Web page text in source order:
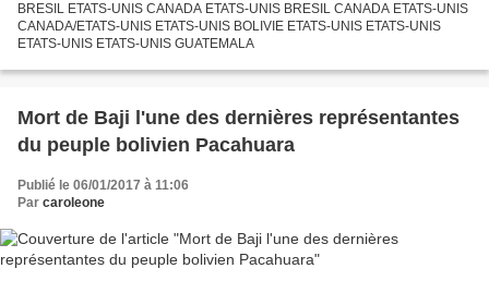
BRESIL ETATS-UNIS CANADA ETATS-UNIS BRESIL CANADA ETATS-UNIS
CANADA/ETATS-UNIS ETATS-UNIS BOLIVIE ETATS-UNIS ETATS-UNIS
ETATS-UNIS ETATS-UNIS GUATEMALA
Mort de Baji l'une des dernières représentantes
du peuple bolivien Pacahuara
Publié le 06/01/2017 à 11:06
Par caroleone